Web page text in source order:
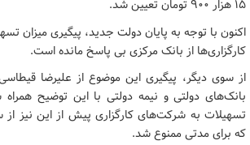
۱۵ هزار ۹۰۰ تومان تعیین شد.
اکنون با توجه به پایان دولت جدید، پیگیری میزان
کارگزاری‌ها از بانک مرکزی بی پاسخ مانده است.
از سوی دیگر، پیگیری این موضوع از علیرضا
بانک‌های دولتی و نیمه دولتی با این توضیح
تسهیلات به شرکت‌های کارگزاری پیش از این نیز
که برای مدتی ممنوع شد.